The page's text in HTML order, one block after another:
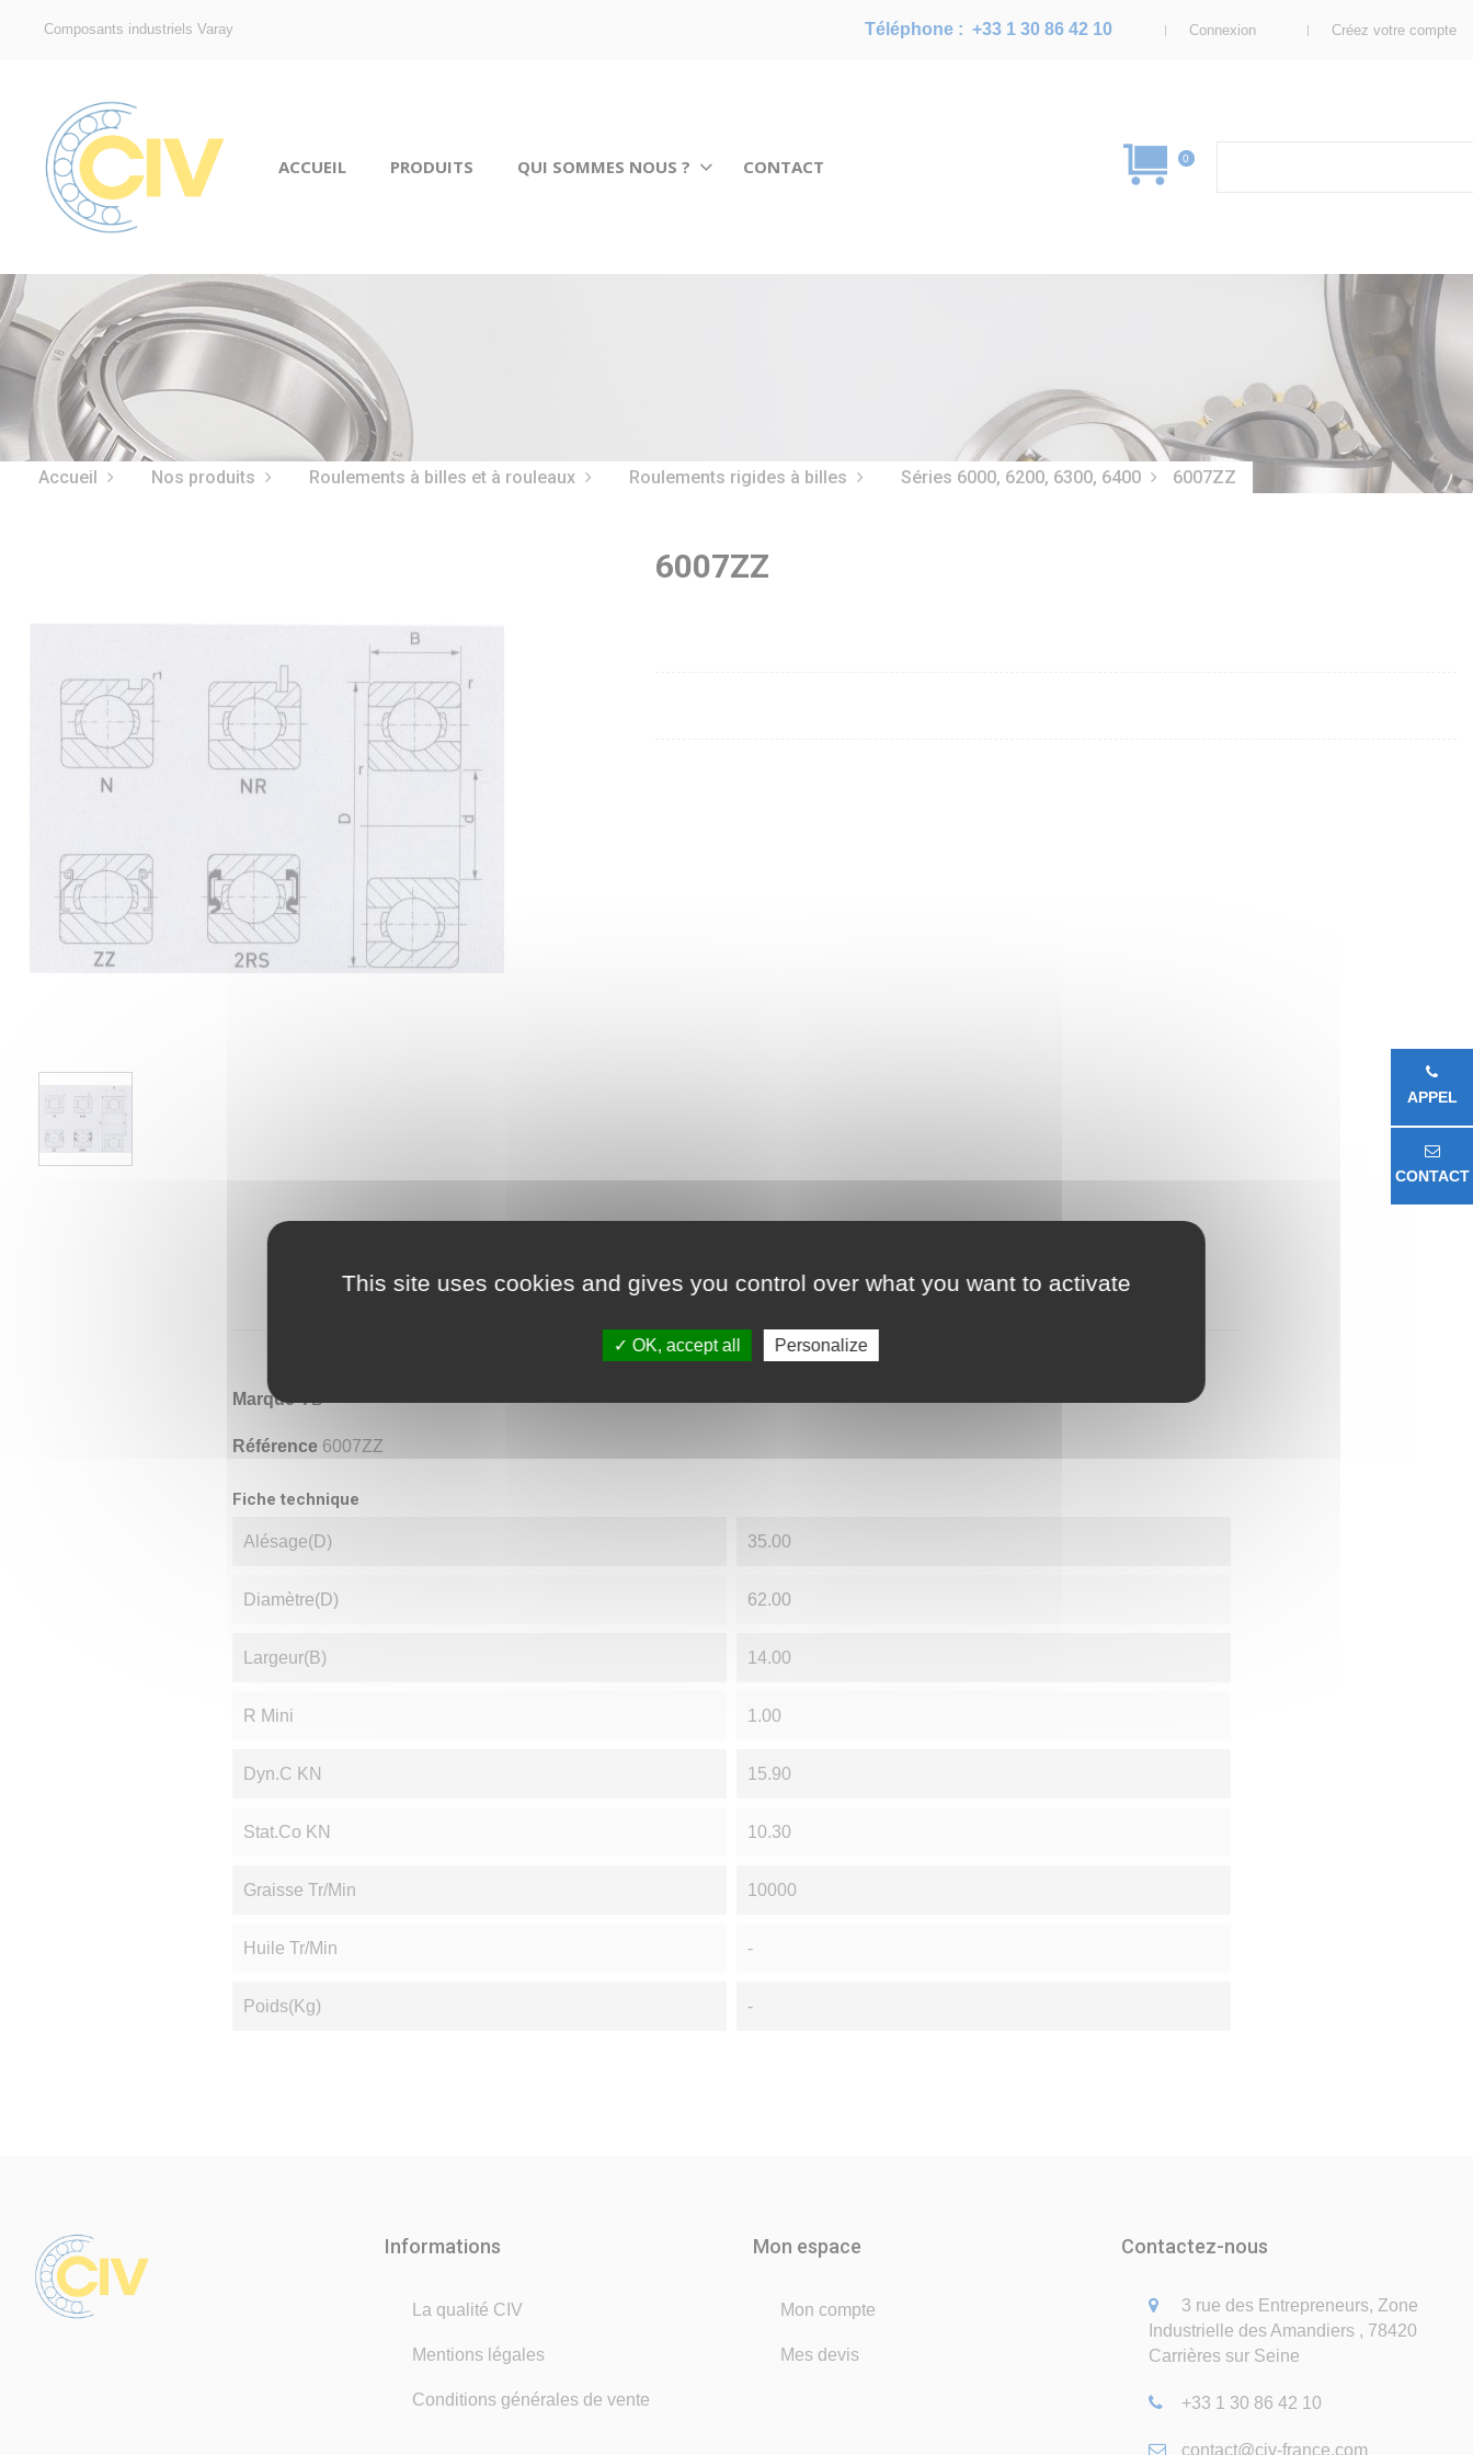
Composants industriels Varay Connexion Créez votre compte
Téléphone : +33 1 30 86 42 10
ACCUEIL PRODUITS QUI SOMMES NOUS ? CONTACT 0
Accueil Nos produits Roulements à billes et à rouleaux Roulements rigides à billes Séries 6000, 6200, 6300, 6400 6007ZZ
6007ZZ
Détails du produit
Marque VB
Référence 6007ZZ
Fiche technique
Alésage(d) 35.00
Diamètre(D) 62.00
Largeur(B) 14.00
R Mini 1.00
Dyn.C KN 15.90
Stat.Co KN 10.30
Graisse Tr/min 10000
Huile Tr/min -
Poids(Kg) -
Informations
La qualité CIV
Mentions légales
Conditions générales de vente
Mon espace
Mon compte
Mes devis
Contactez-nous
3 rue des Entrepreneurs, Zone
Industrielle des Amandiers , 78420
Carrières sur Seine
+33 1 30 86 42 10
contact@civ-france.com
APPEL
CONTACT
This site uses cookies and gives you control over what you want to activate
OK, accept all Personalize